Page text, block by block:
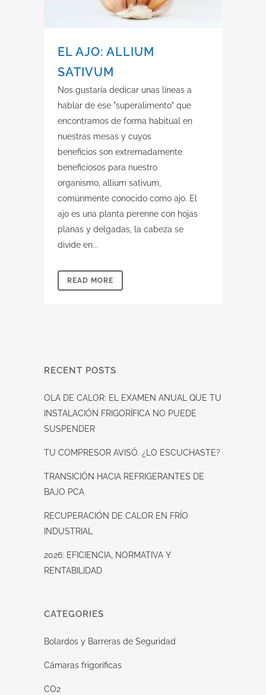
EL AJO: ALLIUM
SATIVUM
Nos gustaría dedicar unas líneas a
hablar de ese "superalimento" que
encontramos de forma habitual en
nuestras mesas y cuyos
beneficios son extremadamente
beneficiosos para nuestro
organismo, allium sativum,
comúnmente conocido como ajo. El
ajo es una planta perenne con hojas
planas y delgadas, la cabeza se
divide en...
READ MORE
RECENT POSTS
OLA DE CALOR: EL EXAMEN ANUAL QUE TU
INSTALACIÓN FRIGORÍFICA NO PUEDE
SUSPENDER
TU COMPRESOR AVISÓ. ¿LO ESCUCHASTE?
TRANSICIÓN HACIA REFRIGERANTES DE
BAJO PCA
RECUPERACIÓN DE CALOR EN FRÍO
INDUSTRIAL
2026: EFICIENCIA, NORMATIVA Y
RENTABILIDAD
CATEGORIES
Bolardos y Barreras de Seguridad
Cámaras frigoríficas
CO2